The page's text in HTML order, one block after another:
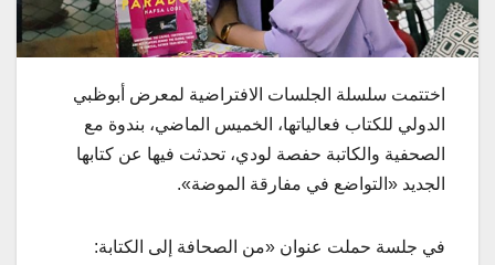
اختتمت سلسلة الجلسات الافتراضية لمعرض أبوظبي
الدولي للكتاب فعالياتها، الخميس الماضي، بندوة مع
الصحفية والكاتبة حفصة لودي، تحدثت فيها عن كتابها
الجديد «التواضع في مفارقة الموضة».
في جلسة حملت عنوان «من الصحافة إلى الكتابة: